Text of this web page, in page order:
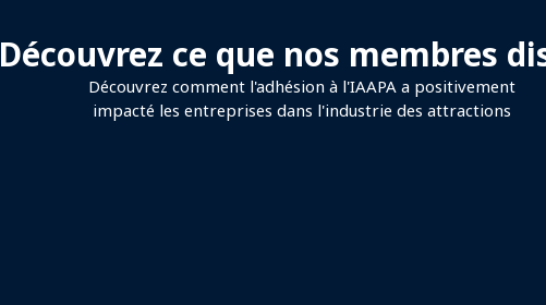
Découvrez ce que nos membres
Découvrez comment l'adhésion à l'IAAPA a positivement
impacté les entreprises dans l'industrie des attractions